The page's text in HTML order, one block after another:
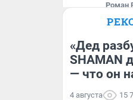
Роман
сосудах.
«Дед
SHAMAN
— что он
4 августа 15